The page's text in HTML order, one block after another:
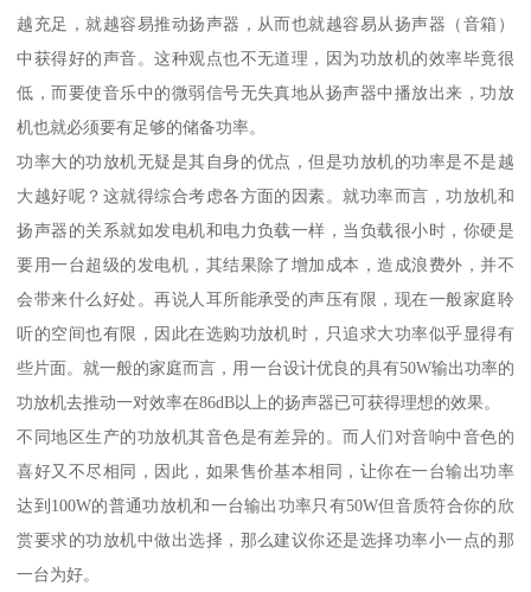
越充足，就越容易推动扬声器，从而也就越容易从扬声器（音箱）
中获得好的声音。这种观点也不无道理，因为功放机的效率毕竟很
低，而要使音乐中的微弱信号无失真地从扬声器中播放出来，功放
机也就必须要有足够的储备功率。
功率大的功放机无疑是其自身的优点，但是功放机的功率是不是越
大越好呢？这就得综合考虑各方面的因素。就功率而言，功放机和
扬声器的关系就如发电机和电力负载一样，当负载很小时，你硬是
要用一台超级的发电机，其结果除了增加成本，造成浪费外，并不
会带来什么好处。再说人耳所能承受的声压有限，现在一般家庭聆
听的空间也有限，因此在选购功放机时，只追求大功率似乎显得有
些片面。就一般的家庭而言，用一台设计优良的具有50W输出功率的
功放机去推动一对效率在86dB以上的扬声器已可获得理想的效果。
不同地区生产的功放机其音色是有差异的。而人们对音响中音色的
喜好又不尽相同，因此，如果售价基本相同，让你在一台输出功率
达到100W的普通功放机和一台输出功率只有50W但音质符合你的欣
赏要求的功放机中做出选择，那么建议你还是选择功率小一点的那
一台为好。